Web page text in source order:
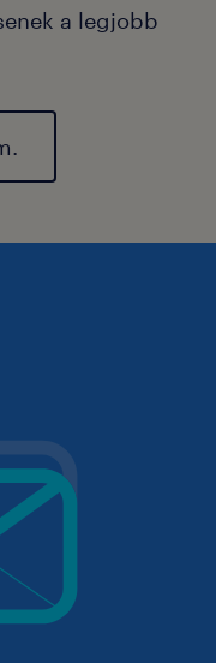
a legjobb